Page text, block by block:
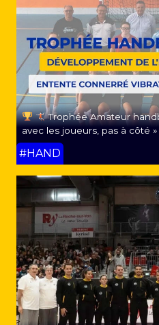
Trophée Amateur
avec les joueurs, pas à côté »
#HAND